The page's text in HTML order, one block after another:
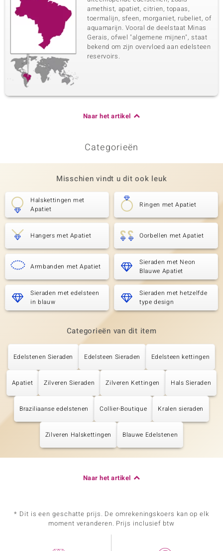
amethist, apatiet, citrien, topaas,
toermalijn, sfeen, morganiet, rubeliet, of
aquamarijn. Vooral de deelstaat Minas
Gerais, ofwel "algemene mijnen", staat
bekend om zijn overvloed aan edelsteen
reservoirs.
Naar het artikel
Categorieën
Misschien vindt u dit ook leuk
Halskettingen met
Apatiet
Ringen met Apatiet
Hangers met Apatiet Oorbellen met Apatiet
Armbanden met Apatiet
Sieraden met Neon
Blauwe Apatiet
Sieraden met edelsteen
in blauw
Sieraden met hetzelfde
type design
Categorieën van dit item
Edelstenen Sieraden Edelsteen Sieraden Edelsteen kettingen
Apatiet Zilveren Sieraden Zilveren Kettingen Hals Sieraden
Braziliaanse edelstenen Collier-Boutique Kralen sieraden
Zilveren Halskettingen Blauwe Edelstenen
Naar het artikel
* Dit is een geschatte prijs. De omrekeningskoers kan op elk
moment veranderen. Prijs inclusief btw